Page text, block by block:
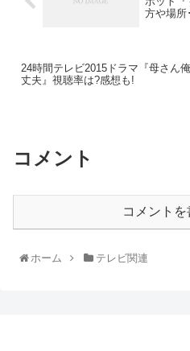
方や場所
24時間テレビ2015ドラマ『母さん
丈夫』視聴率は?感想も!
コメント
コメント
ホーム テレビ関連